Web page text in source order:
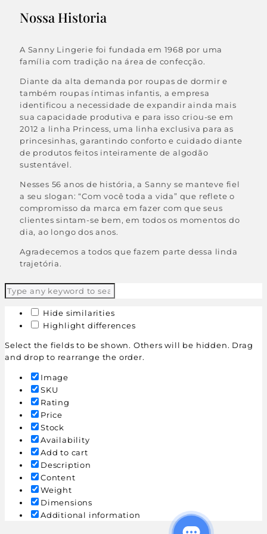
Nossa Historia
A Sanny Lingerie foi fundada em 1968 por uma
família com tradição na área de confecção.
Diante da alta demanda por roupas de dormir e
também roupas íntimas infantis, a empresa
identificou a necessidade de expandir ainda mais
sua capacidade produtiva e para isso criou-se em
2012 a linha Princess, uma linha exclusiva para as
princesinhas, garantindo conforto e cuidado diante
de produtos feitos inteiramente de algodão
sustentável.
Nesses 56 anos de história, a Sanny se manteve fiel
a seu slogan: “Com você toda a vida” que reflete o
compromisso da marca em fazer com que seus
clientes sintam-se bem, em todos os momentos do
dia, ao longo dos anos.
Agradecemos a todos que fazem parte dessa linda
trajetória.
Hide similarities
Highlight differences
Select the fields to be shown. Others will be hidden. Drag
and drop to rearrange the order.
Image
SKU
Rating
Price
Stock
Availability
Add to cart
Description
Content
Weight
Dimensions
Additional information